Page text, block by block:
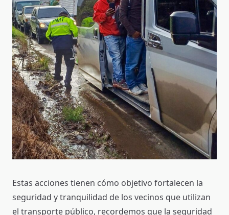
Estas acciones tienen cómo objetivo fortalecen la
seguridad y tranquilidad de los vecinos que utilizan
el transporte público, recordemos que la seguridad